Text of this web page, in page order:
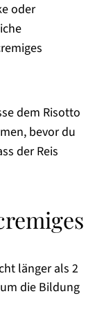
oder
dem Risotto
bevor du
der Reis
länger als 2
die Bildung